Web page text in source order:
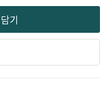
기